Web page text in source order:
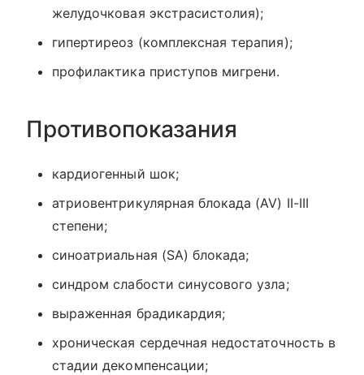
желудочковая экстрасистолия);
гипертиреоз (комплексная терапия);
профилактика приступов мигрени.
Противопоказания
кардиогенный шок;
атриовентрикулярная блокада (AV) II-III
степени;
синоатриальная (SA) блокада;
синдром слабости синусового узла;
выраженная брадикардия;
хроническая сердечная недостаточность в
стадии декомпенсации;